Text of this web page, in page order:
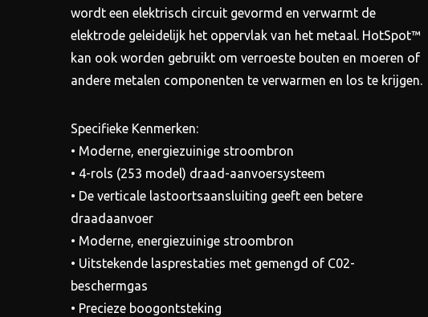
wordt een elektrisch circuit gevormd en verwarmt de
elektrode geleidelijk het oppervlak van het metaal. HotSpot™
kan ook worden gebruikt om verroeste bouten en moeren of
andere metalen componenten te verwarmen en los te krijgen.
Specifieke Kenmerken:
• Moderne, energiezuinige stroombron
• 4-rols (253 model) draad-aanvoersysteem
• De verticale lastoortsaansluiting geeft een betere
draadaanvoer
• Moderne, energiezuinige stroombron
• Uitstekende lasprestaties met gemengd of C02-
beschermgas
• Precieze boogontsteking